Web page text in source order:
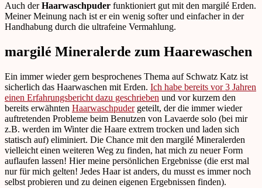
Auch derHaarwaschpuder funktioniert gut mit den margilé Erden.
Meiner Meinung nach ist er ein wenig softer und einfacher in der
Handhabung durch die ultrafeine Vermahlung.
margilé Mineralerde zum Haarewaschen
Ein immer wieder gern besprochenes Thema auf Schwatz Katz ist
sicherlich das Haarwaschen mit Erden. Ich habe bereits vor 3 Jahren
einen Erfahrungsbericht dazu geschrieben und vor kurzem den
bereits erwähnten Haarwaschpudergeteilt, der die immer wieder
auftretenden Probleme beim Benutzen von Lavaerde solo (bei mir
z.B. werden im Winter die Haare extrem trocken und laden sich
statisch auf) eliminiert. Die Chance mit den margilé Mineralerden
vielleicht einen weiteren Weg zu finden, hat mich zu neuer Form
auflaufen lassen! Hier meine persönlichen Ergebnisse (die erst mal
nur für mich gelten! Jedes Haar ist anders, du musst es immer noch
selbst probieren und zu deinen eigenen Ergebnissen finden).